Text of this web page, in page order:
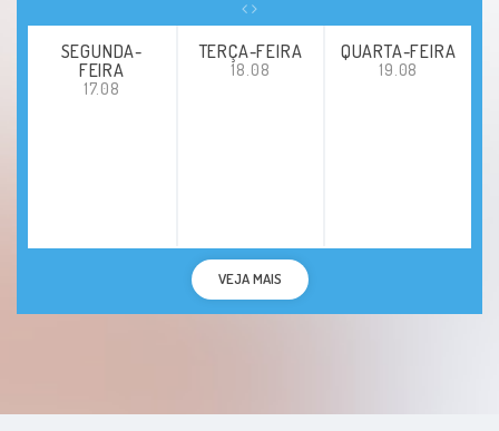
SEGUNDA-
FEIRA
17.08
TERÇA-FEIRA
18.08
QUARTA-FEIRA
19.08
VEJA MAIS